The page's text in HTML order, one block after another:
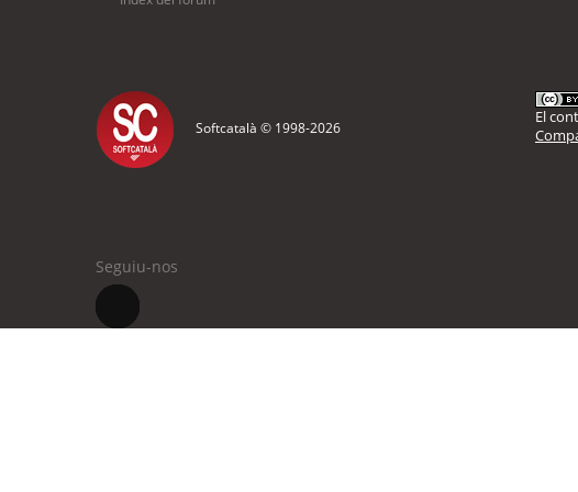
Softcatalà © 1998-2026
El
Seguiu-nos